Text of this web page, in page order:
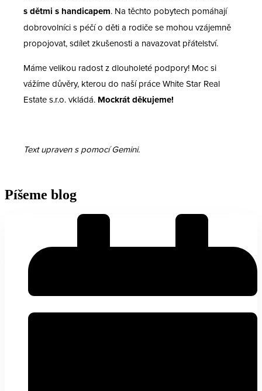
s dětmi s handicapem. Na těchto pobytech pomáhají
dobrovolníci s péčí o děti a rodiče se mohou vzájemně
propojovat, sdílet zkušenosti a navazovat přátelství.
Máme velikou radost z dlouholeté podpory! Moc si
vážíme důvěry, kterou do naší práce White Star Real
Estate s.r.o. vkládá. Mockrát děkujeme!
Text upraven s pomocí Gemini.
Píšeme blog